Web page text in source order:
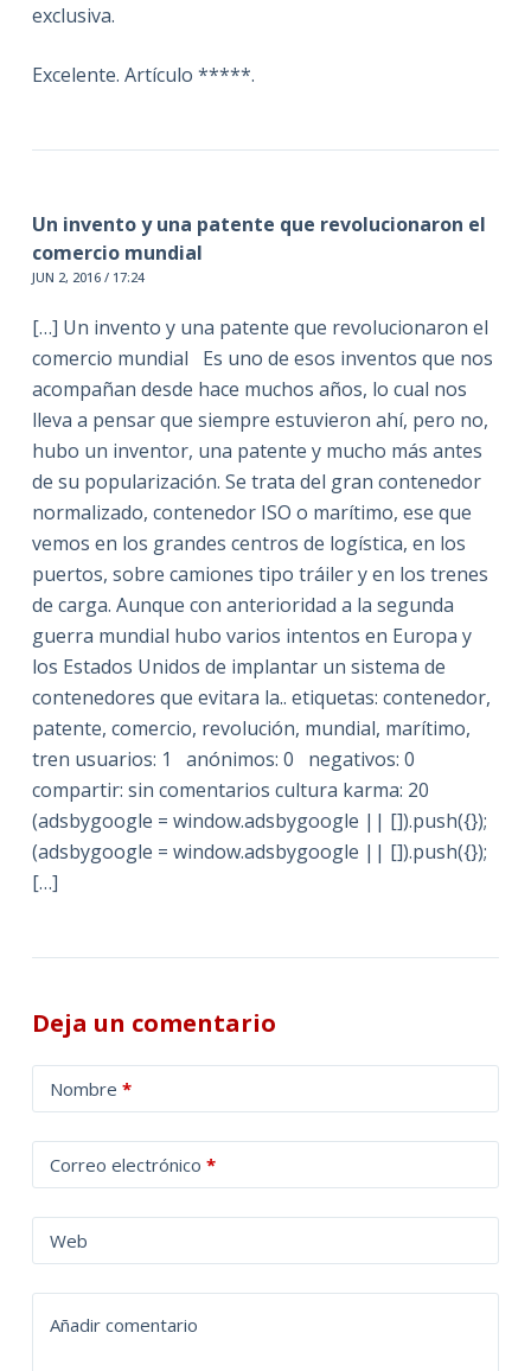
exclusiva.
Excelente. Artículo *****.
Un invento y una patente que revolucionaron el
comercio mundial
JUN 2, 2016 / 17:24
[…] Un invento y una patente que revolucionaron el
comercio mundial Es uno de esos inventos que nos
acompañan desde hace muchos años, lo cual nos
lleva a pensar que siempre estuvieron ahí, pero no,
hubo un inventor, una patente y mucho más antes
de su popularización. Se trata del gran contenedor
normalizado, contenedor ISO o marítimo, ese que
vemos en los grandes centros de logística, en los
puertos, sobre camiones tipo tráiler y en los trenes
de carga. Aunque con anterioridad a la segunda
guerra mundial hubo varios intentos en Europa y
los Estados Unidos de implantar un sistema de
contenedores que evitara la.. etiquetas: contenedor,
patente, comercio, revolución, mundial, marítimo,
tren usuarios: 1 anónimos: 0 negativos: 0
compartir: sin comentarios cultura karma: 20
(adsbygoogle = window.adsbygoogle || []).push({});
(adsbygoogle = window.adsbygoogle || []).push({});
[…]
Deja un comentario
Nombre *
Correo electrónico *
Web
Añadir comentario
l
t
a
t